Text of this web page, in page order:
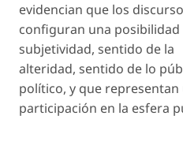
evidencian que los
configuran una
subjetividad, sentido de la
alteridad, sentido de lo
político, y que representan
participación en la esfera